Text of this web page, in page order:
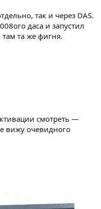
так и через DAS.
даса и запустил
та же фигня.
смотреть —
вижу очевидного